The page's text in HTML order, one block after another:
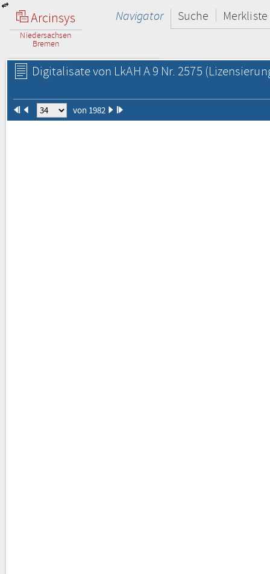
Arcinsys
Niedersachsen
Bremen
Navigator Suche Merkliste
Digitalisate von LkAH A 9 Nr. 2575
von 1982